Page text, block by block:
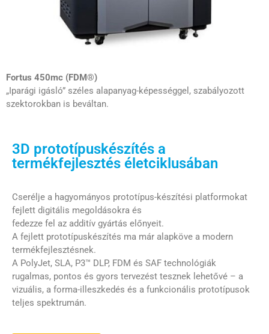
Fortus 450mc (FDM®)
„Iparági igásló” széles alapanyag-képességgel, szabályozott
szektorokban is beváltan.
3D prototípuskészítés a
termékfejlesztés életciklusában
Cserélje a hagyományos prototípus-készítési platformokat
fejlett digitális megoldásokra és
fedezze fel az additív gyártás előnyeit.
A fejlett prototípuskészítés ma már alapköve a modern
termékfejlesztésnek.
A PolyJet, SLA, P3™ DLP, FDM és SAF technológiák
rugalmas, pontos és gyors tervezést tesznek lehetővé – a
vizuális, a forma-illeszkedés és a funkcionális prototípusok
teljes spektrumán.